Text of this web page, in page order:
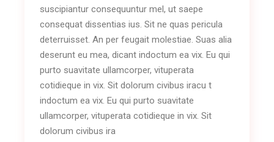
suscipiantur consequuntur mel, ut saepe
consequat dissentias ius. Sit ne quas pericula
deterruisset. An per feugait molestiae. Suas alia
deserunt eu mea, dicant indoctum ea vix. Eu qui
purto suavitate ullamcorper, vituperata
cotidieque in vix. Sit dolorum civibus iracu t
indoctum ea vix. Eu qui purto suavitate
ullamcorper, vituperata cotidieque in vix. Sit
dolorum civibus ira